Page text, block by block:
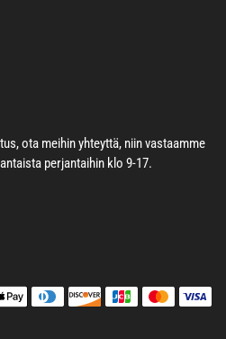
ota meihin yhteyttä, niin vastaamme
perjantaihin klo 9-17.